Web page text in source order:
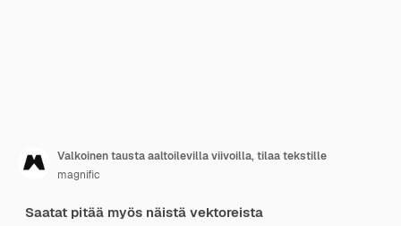
Valkoinen tausta aaltoilevilla viivoilla, tilaa tekstille
magnific
Saatat pitää myös näistä vektoreista